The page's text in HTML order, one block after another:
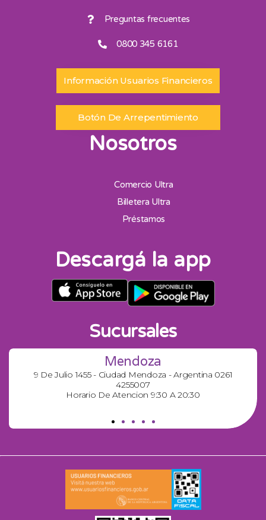
Preguntas frecuentes
0800 345 6161
Información Usuarios Financieros
Botón De Arrepentimiento
Nosotros
Comercio Ultra
Billetera Ultra
Préstamos
Descargá la app
Sucursales
Mendoza
9 De Julio 1455 - Ciudad Mendoza - Argentina 0261
4255007
Horario De Atencion 9:30 A 20:30